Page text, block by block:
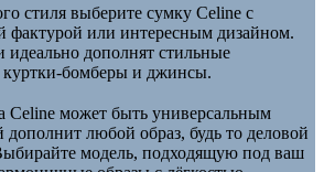
стиля выберите сумку Celine с
фактурой или интересным дизайном.
идеально дополнят стильные
куртки-бомберы и джинсы.
Celine может быть универсальным
дополнит любой образ, будь то деловой
модель, подходящую под ваш